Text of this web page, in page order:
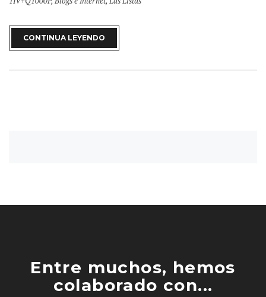
CONTINUA LEYENDO
Entre muchos, hemos
colaborado con...